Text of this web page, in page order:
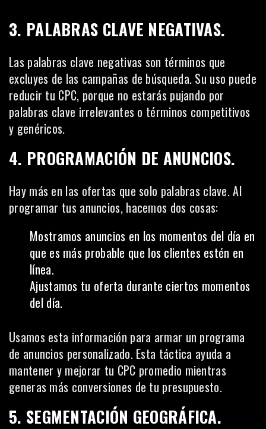
3. PALABRAS CLAVE NEGATIVAS.
Las palabras clave negativas son términos que
excluyes de las campañas de búsqueda. Su uso puede
reducir tu CPC, porque no estarás pujando por
palabras clave irrelevantes o términos competitivos
y genéricos.
4. PROGRAMACIÓN DE ANUNCIOS.
Hay más en las ofertas que solo palabras clave. Al
programar tus anuncios, hacemos dos cosas:
Mostramos anuncios en los momentos del día en
que es más probable que los clientes estén en
línea.
Ajustamos tu oferta durante ciertos momentos
del día.
Usamos esta información para armar un programa
de anuncios personalizado. Esta táctica ayuda a
mantener y mejorar tu CPC promedio mientras
generas más conversiones de tu presupuesto.
5. SEGMENTACIÓN GEOGRÁFICA.